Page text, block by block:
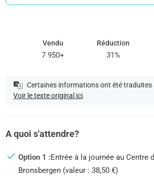
Vendu
7 950+
Réduction
31%
Certaines informations ont été
Voir le texte original ici.
A quoi s'attendre?
Option 1 :Entrée à la journée au Centre
Bronsbergen (valeur : 38,50 €)